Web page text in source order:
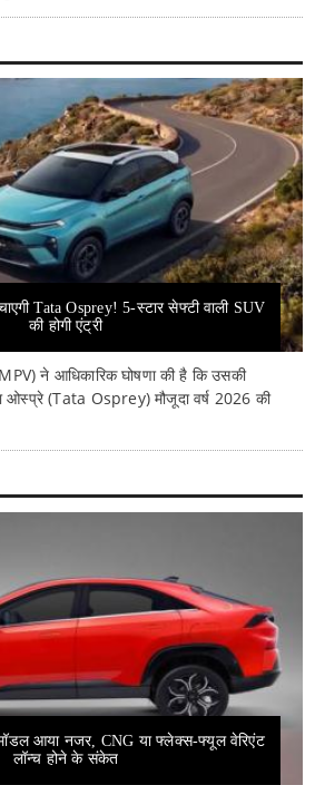
Tata Osprey! 5-स्टार सेफ्टी वाली SUV
की होगी एंट्री
ने आधिकारिक घोषणा की है कि उसकी
ओस्प्रे (Tata Osprey) मौजूदा वर्ष 2026 की
मॉडल आया नजर, CNG या फ्लेक्स-फ्यूल वेरिएंट
लॉन्च होने के संकेत